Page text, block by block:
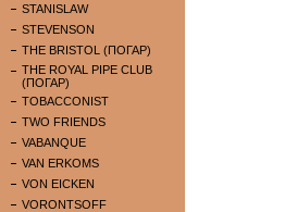
STANISLAW
STEVENSON
THE BRISTOL (ПОГАР)
THE ROYAL PIPE CLUB
(ПОГАР)
TOBACCONIST
TWO FRIENDS
VABANQUE
VAN ERKOMS
VON EICKEN
VORONTSOFF